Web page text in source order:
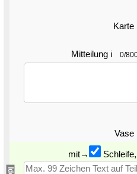
Karte
Mitteilung ℹ 0/
Vase
mit→